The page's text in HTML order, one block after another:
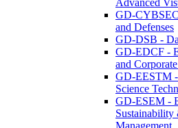
Advanced
GD-
and Defenses
GD-DSB -
GD-EDCF -
and
GD-EESTM
Science
GD-ESEM -
Management